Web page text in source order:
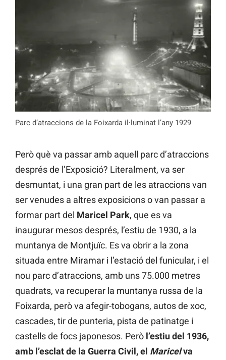
Parc d’atraccions de la Foixarda il·luminat l’any 1929
Però què va passar amb aquell parc d’atraccions
després de l’Exposició? Literalment, va ser
desmuntat, i una gran part de les atraccions van
ser venudes a altres exposicions o van passar a
formar part del Maricel Park, que es va
inaugurar mesos després, l’estiu de 1930, a la
muntanya de Montjuïc. Es va obrir a la zona
situada entre Miramar i l’estació del funicular, i el
nou parc d’atraccions, amb uns 75.000 metres
quadrats, va recuperar la muntanya russa de la
Foixarda, però va afegir-tobogans, autos de xoc,
cascades, tir de punteria, pista de patinatge i
castells de focs japonesos. Però l’estiu del 1936,
amb l’esclat de la Guerra Civil, el Maricelva